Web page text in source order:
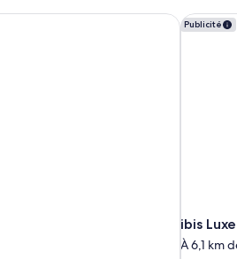
Publicité
ibis
À 6,1 km
ibis